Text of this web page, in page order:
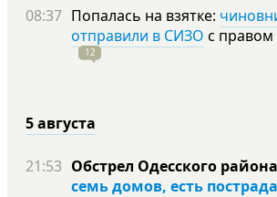
08:37 Попалась на взятке:
отправили в СИЗО с правом
12
5 августа
21:53 Обстрел Одесского
семь домов, есть